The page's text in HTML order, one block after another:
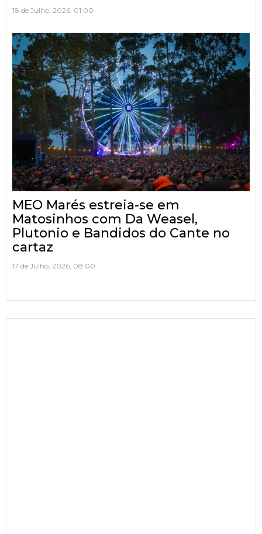
18 de Julho, 2026, 01:00
MEO Marés estreia-se em
Matosinhos com Da Weasel,
Plutonio e Bandidos do Cante no
cartaz
17 de Julho, 2026, 08:00